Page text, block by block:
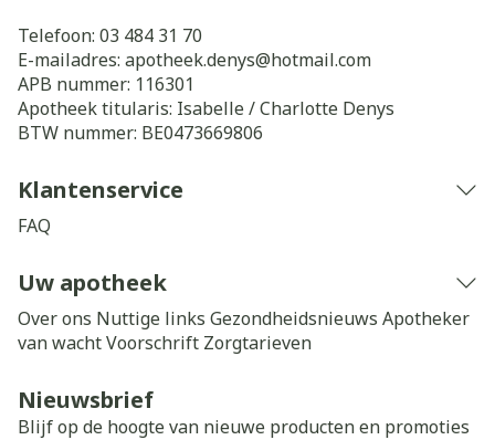
Telefoon: 03 484 31 70
E-mailadres: apotheek.denys@hotmail.com
APB nummer: 116301
Apotheek titularis: Isabelle / Charlotte Denys
BTW nummer: BE0473669806
Klantenservice
FAQ
Uw apotheek
Over ons Nuttige links Gezondheidsnieuws Apotheker
van wachtVoorschrift Zorgtarieven
Nieuwsbrief
Blijf op de hoogte van nieuwe producten en promoties